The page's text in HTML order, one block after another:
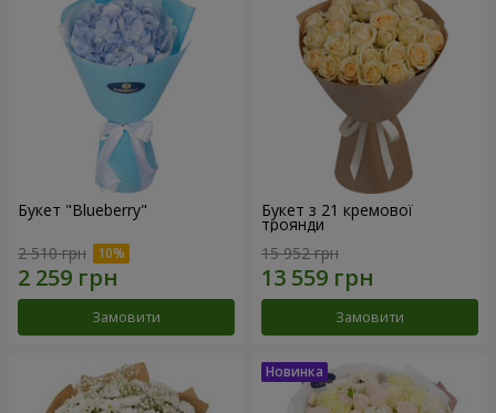
Букет "Blueberry"
2 510 грн
Замовити
Букет з 21 кремової
троянди
15 952 грн
Замовити